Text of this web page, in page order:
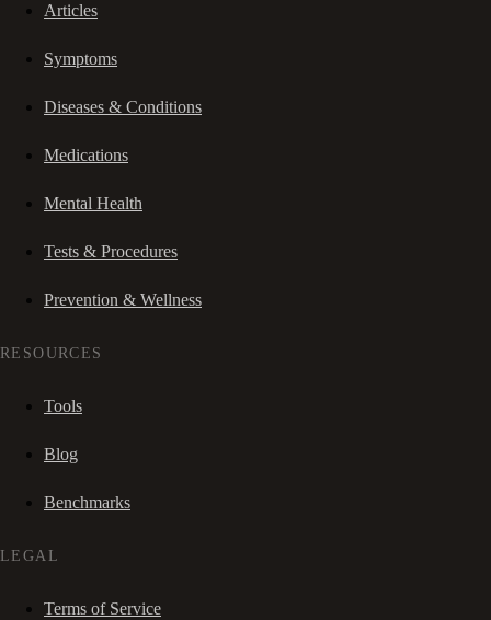
Articles
Symptoms
Diseases & Conditions
Medications
Mental Health
Tests & Procedures
Prevention & Wellness
RESOURCES
Tools
Blog
Benchmarks
LEGAL
Terms of Service